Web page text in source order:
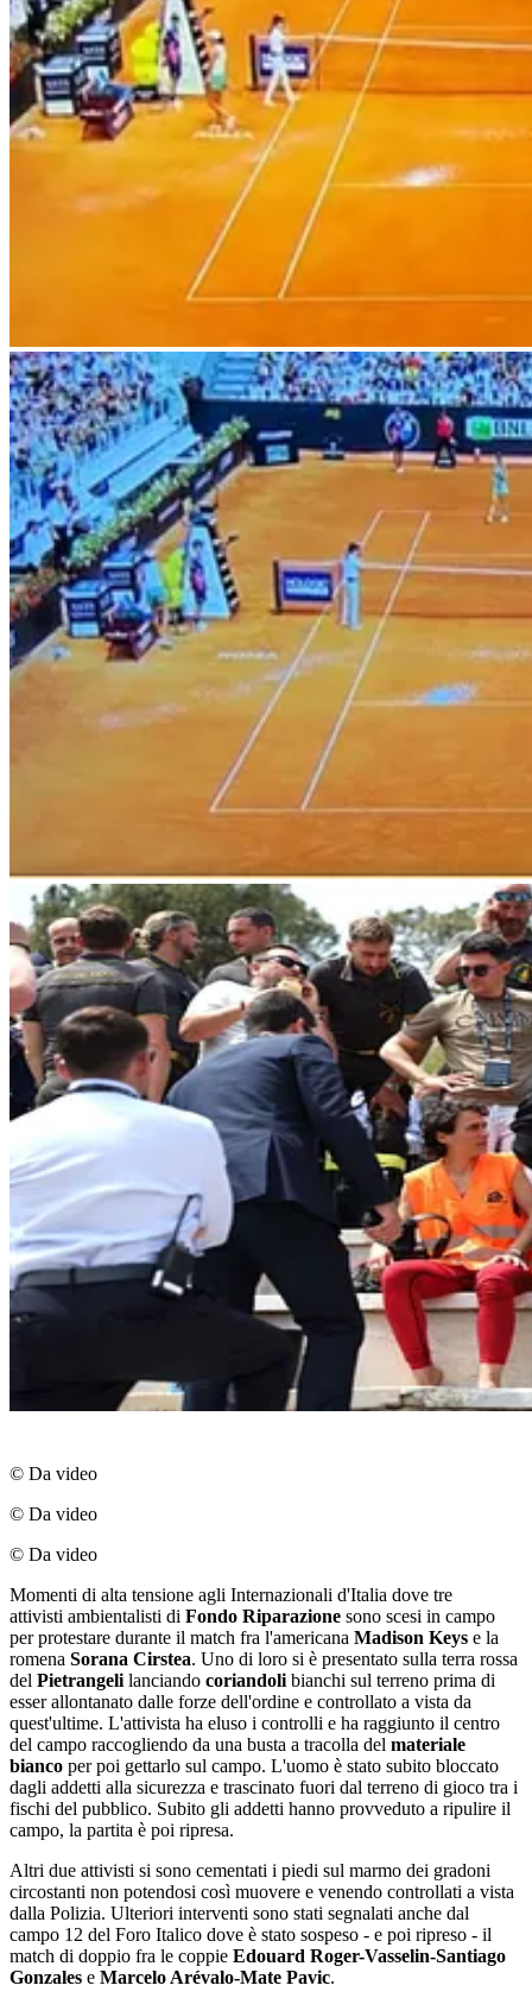
© Da video
© Da video
© Da video
Momenti di alta tensione agli Internazionali d'Italia dove tre
attivisti ambientalisti di Fondo Riparazione sono scesi in campo
per protestare durante il match fra l'americana Madison Keys e la
romena Sorana Cirstea. Uno di loro si è presentato sulla terra rossa
del Pietrangeli lanciando coriandoli bianchi sul terreno prima di
esser allontanato dalle forze dell'ordine e controllato a vista da
quest'ultime. L'attivista ha eluso i controlli e ha raggiunto il centro
del campo raccogliendo da una busta a tracolla del materiale
bianco per poi gettarlo sul campo. L'uomo è stato subito bloccato
dagli addetti alla sicurezza e trascinato fuori dal terreno di gioco tra i
fischi del pubblico. Subito gli addetti hanno provveduto a ripulire il
campo, la partita è poi ripresa.
Altri due attivisti si sono cementati i piedi sul marmo dei gradoni
circostanti non potendosi così muovere e venendo controllati a vista
dalla Polizia. Ulteriori interventi sono stati segnalati anche dal
campo 12 del Foro Italico dove è stato sospeso - e poi ripreso - il
match di doppio fra le coppie Edouard Roger-Vasselin-Santiago
Gonzales e Marcelo Arévalo-Mate Pavic.